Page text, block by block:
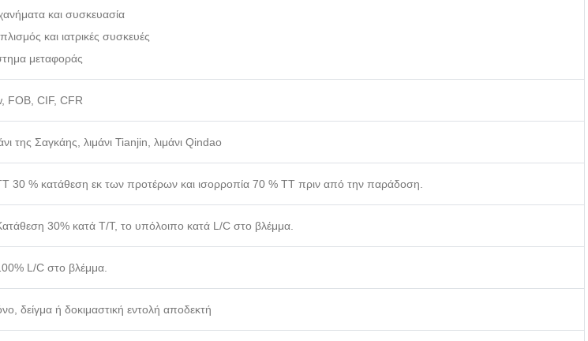
και συσκευασία
και ιατρικές συσκευές
μεταφοράς
FOB, CIF, CFR
της Σαγκάης, λιμάνι Tianjin, λιμάνι Qindao
30 % κατάθεση εκ των προτέρων και ισορροπία 70 % TT πριν από την παράδοση.
30% κατά T/T, το υπόλοιπο κατά L/C στο βλέμμα.
L/C στο βλέμμα.
δείγμα ή δοκιμαστική εντολή αποδεκτή